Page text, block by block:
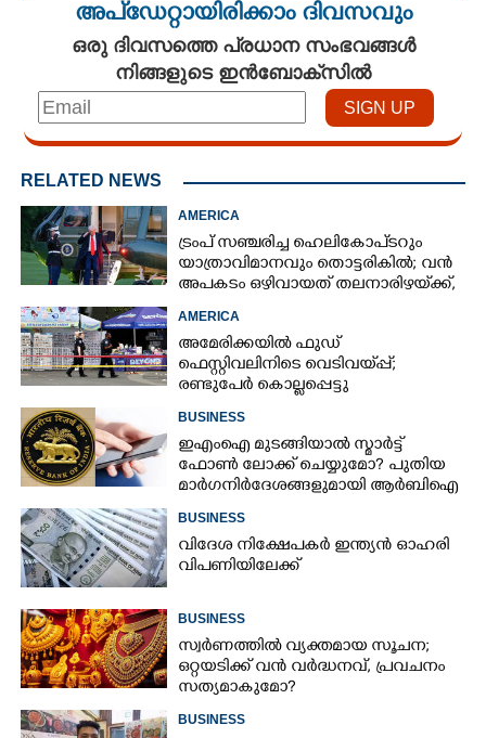
അപ്ഡേറ്റായിരിക്കാം ദിവസവും
ഒരു ദിവസത്തെ പ്രധാന സംഭവങ്ങൾ
നിങ്ങളുടെ ഇൻബോക്സിൽ
RELATED NEWS
AMERICA
ട്രംപ് സഞ്ചരിച്ച ഹെലികോപ്‌ടറും
യാത്രാവിമാനവും തൊട്ടരികിൽ; വൻ
അപകടം ഒഴിവായത് തലനാരിഴയ്‌ക്ക്,
അന്വേഷണം
AMERICA
അമേരിക്കയിൽ ഫുഡ്
ഫെസ്റ്റിവലിനിടെ വെടിവയ്‌പ്പ്;
രണ്ടുപേർ കൊല്ലപ്പെട്ടു
BUSINESS
ഇഎംഐ മുടങ്ങിയാൽ സ്മാർട്ട്
ഫോൺ ലോക്ക് ചെയ്യുമോ? പുതിയ
മാർഗനിർദേശങ്ങളുമായി ആർബിഐ
BUSINESS
വിദേശ നിക്ഷേപകർ ഇന്ത്യൻ ഓഹരി
വിപണിയിലേക്ക്
BUSINESS
സ്വര്‍ണത്തില്‍ വ്യക്തമായ സൂചന;
ഒറ്റയടിക്ക് വന്‍ വര്‍ദ്ധനവ്, പ്രവചനം
സത്യമാകുമോ?
BUSINESS